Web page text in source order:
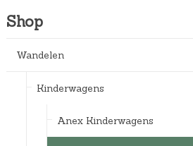
Shop
Wandelen
Kinderwagens
Anex Kinderwagens